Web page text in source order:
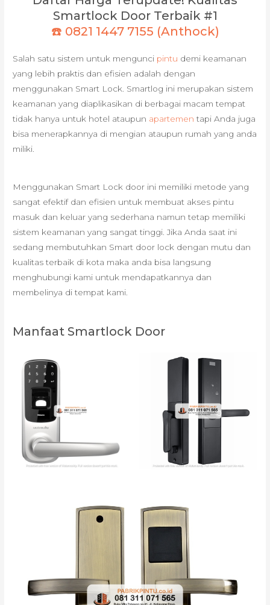
Smartlock Door Terbaik #1
☎️ 0821 1447 7155 (Anthock)
Salah satu sistem untuk mengunci pintu demi keamanan
yang lebih praktis dan efisien adalah dengan
menggunakan Smart Lock. Smartlog ini merupakan sistem
keamanan yang diaplikasikan di berbagai macam tempat
tidak hanya untuk hotel ataupun apartemen tapi Anda juga
bisa menerapkannya di mengian ataupun rumah yang anda
miliki.
Menggunakan Smart Lock door ini memiliki metode yang
sangat efektif dan efisien untuk membuat akses pintu
masuk dan keluar yang sederhana namun tetap memiliki
sistem keamanan yang sangat tinggi. Jika Anda saat ini
sedang membutuhkan Smart door lock dengan mutu dan
kualitas terbaik di kota maka anda bisa langsung
menghubungi kami untuk mendapatkannya dan
membelinya di tempat kami.
Manfaat Smartlock Door